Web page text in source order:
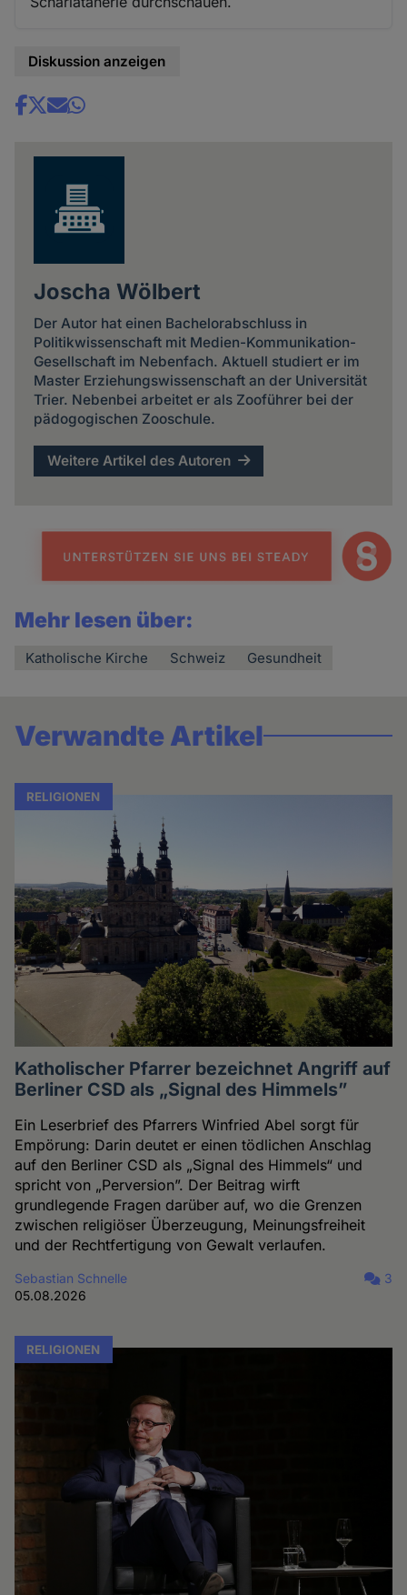
Diskussion anzeigen
Share
Joscha Wölbert
Der Autor hat einen Bachelorabschluss in
Politikwissenschaft mit Medien-Kommunikation-
Gesellschaft im Nebenfach. Aktuell studiert er im
Master Erziehungswissenschaft an der Universität
Trier. Nebenbei arbeitet er als Zooführer bei der
pädogogischen Zooschule.
Weitere Artikel des Autoren
Mehr lesen über:
Katholische Kirche Schweiz Gesundheit
Verwandte Artikel
RELIGIONEN
Katholischer Pfarrer bezeichnet Angriff auf
Berliner CSD als „Signal des Himmels”
Ein Leserbrief des Pfarrers Winfried Abel sorgt für
Empörung: Darin deutet er einen tödlichen Anschlag
auf den Berliner CSD als „Signal des Himmels“ und
spricht von „Perversion”. Der Beitrag wirft
grundlegende Fragen darüber auf, wo die Grenzen
zwischen religiöser Überzeugung, Meinungsfreiheit
und der Rechtfertigung von Gewalt verlaufen.
Sebastian Schnelle
05.08.2026
3
RELIGIONEN